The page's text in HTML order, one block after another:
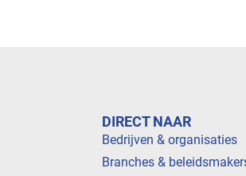
DIRECT NAAR
Bedrijven & organisaties
Branches &